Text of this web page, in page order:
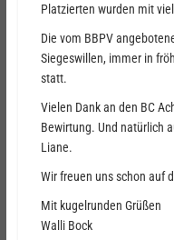
Platzierten wurden mit
Die vom BBPV
Siegeswillen, immer in
statt.
Vielen Dank an den BC
Bewirtung. Und natürlich
Liane.
Wir freuen uns schon auf
Mit kugelrunden Grüßen
Walli Bock